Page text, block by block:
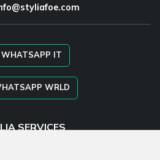
WHATSAPP IT
WRLD
SERVICES